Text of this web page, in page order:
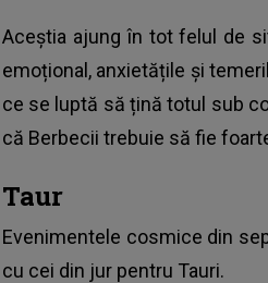
Aceștia ajung în tot felul de
emoțional, anxietățile și
ce se luptă să țină totul sub
că Berbecii trebuie să fie
Taur
Evenimentele cosmice din
cu cei din jur pentru Tauri.